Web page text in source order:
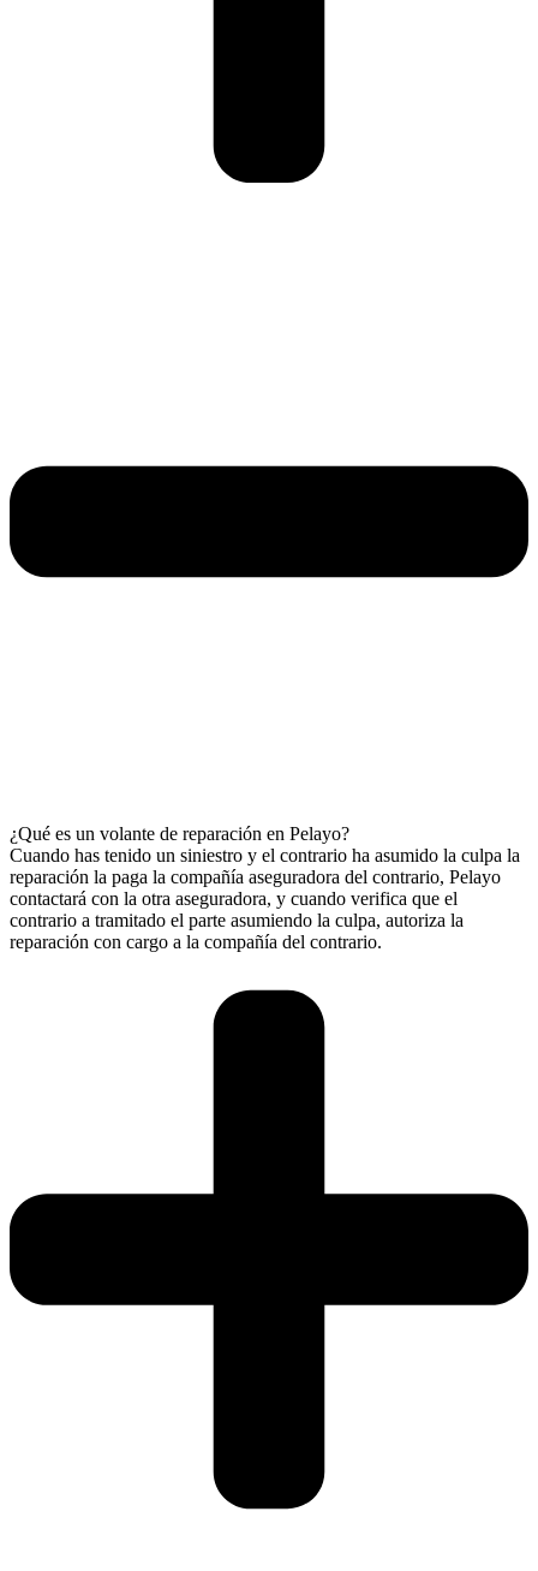
¿Qué es un volante de reparación en Pelayo?
Cuando has tenido un siniestro y el contrario ha asumido la culpa la
reparación la paga la compañía aseguradora del contrario, Pelayo
contactará con la otra aseguradora, y cuando verifica que el
contrario a tramitado el parte asumiendo la culpa, autoriza la
reparación con cargo a la compañía del contrario.